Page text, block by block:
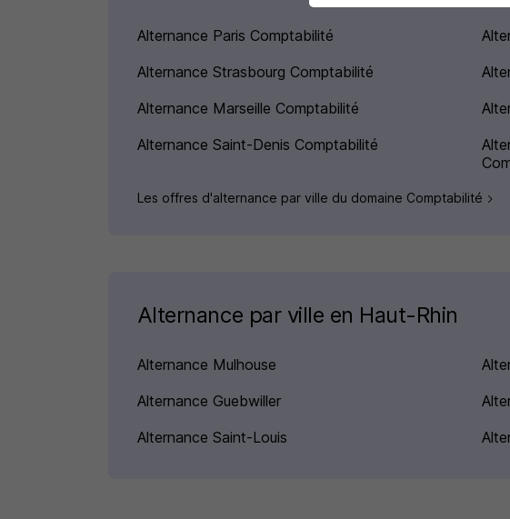
Alternance Paris Comptabilité
Alternance Strasbourg Comptabilité
Alternance Marseille Comptabilité
Alternance Saint-Denis Comptabilité
Les offres d'alternance par ville du domaine Comptabilité
Alternance par ville en Haut-Rhin
Alternance Mulhouse
Alternance Guebwiller
Alternance Saint-Louis